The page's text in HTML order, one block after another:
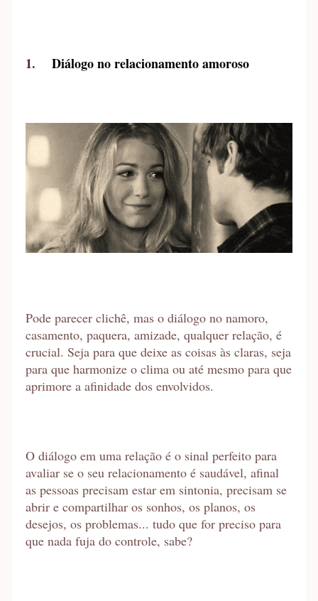
1. Diálogo no relacionamento amoroso
Pode parecer clichê, mas o diálogo no namoro,
casamento, paquera, amizade, qualquer relação, é
crucial. Seja para que deixe as coisas às claras, seja
para que harmonize o clima ou até mesmo para que
aprimore a afinidade dos envolvidos.
O diálogo em uma relação é o sinal perfeito para
avaliar se o seu relacionamento é saudável, afinal
as pessoas precisam estar em sintonia, precisam se
abrir e compartilhar os sonhos, os planos, os
desejos, os problemas... tudo que for preciso para
que nada fuja do controle, sabe?